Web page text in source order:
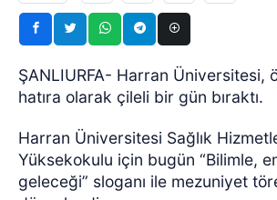
ŞANLIURFA- Harran Üniversitesi,
hatıra olarak çileli bir gün bıraktı.
Harran Üniversitesi Sağlık
Yüksekokulu için bugün “Bilimle,
geleceği” sloganı ile mezuniyet